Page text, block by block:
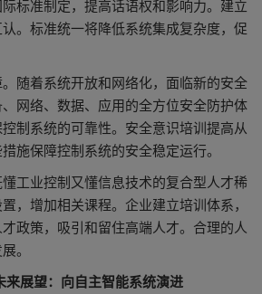
标准制定，提高话语权和影响力。建立
。标准统一将降低系统集成复杂度，促
随着系统开放和网络化，面临新的安全
网络、数据、应用的全方位安全防护体
制系统的可靠性。安全意识培训提高从
施保障控制系统的安全稳定运行。
工业控制又懂信息技术的复合型人才稀
，增加相关课程。企业建立培训体系，
政策，吸引和留住高端人才。合理的人
。
来展望：向自主智能系统演进